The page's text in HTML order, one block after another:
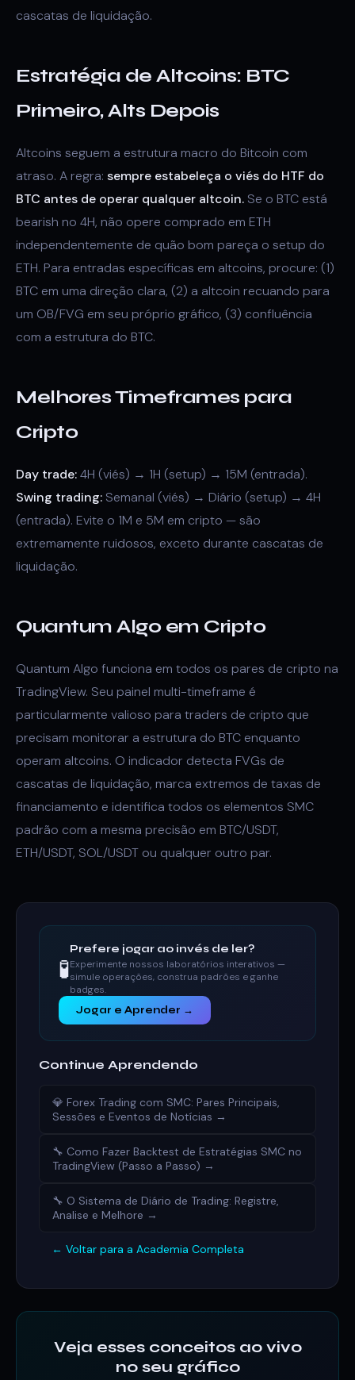
cascatas de liquidação.
Estratégia de Altcoins: BTC
Primeiro, Alts Depois
Altcoins seguem a estrutura macro do Bitcoin com
atraso. A regra: sempre estabeleça o viés do HTF do
BTC antes de operar qualquer altcoin. Se o BTC está
bearish no 4H, não opere comprado em ETH
independentemente de quão bom pareça o setup do
ETH. Para entradas específicas em altcoins, procure: (1)
BTC em uma direção clara, (2) a altcoin recuando para
um OB/FVG em seu próprio gráfico, (3) confluência
com a estrutura do BTC.
Melhores Timeframes para
Cripto
Day trade:4H (viés) → 1H (setup) → 15M (entrada).
Swing trading: Semanal (viés) → Diário (setup) → 4H
(entrada). Evite o 1M e 5M em cripto — são
extremamente ruidosos, exceto durante cascatas de
liquidação.
Quantum Algo em Cripto
Quantum Algo funciona em todos os pares de cripto na
TradingView. Seu painel multi-timeframe é
particularmente valioso para traders de cripto que
precisam monitorar a estrutura do BTC enquanto
operam altcoins. O indicador detecta FVGs de
cascatas de liquidação, marca extremos de taxas de
financiamento e identifica todos os elementos SMC
padrão com a mesma precisão em BTC/USDT,
ETH/USDT, SOL/USDT ou qualquer outro par.
🧪
Prefere jogar ao invés de ler?
Experimente nossos laboratórios interativos —
simule operações, construa padrões e ganhe
badges.
Jogar e Aprender →
Continue Aprendendo
💎 Forex Trading com SMC: Pares Principais,
Sessões e Eventos de Notícias →
🔧 Como Fazer Backtest de Estratégias SMC no
TradingView (Passo a Passo) →
🔧 O Sistema de Diário de Trading: Registre,
Analise e Melhore →
← Voltar para a Academia Completa
Veja esses conceitos ao vivo
no seu gráfico